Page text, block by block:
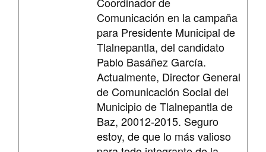
Comunicación en la campaña
para Presidente Municipal de
Tlalnepantla, del candidato
Pablo Basáñez García.
Actualmente, Director General
de Comunicación Social del
Municipio de Tlalnepantla de
Baz, 20012-2015. Seguro
estoy, de que lo más valioso